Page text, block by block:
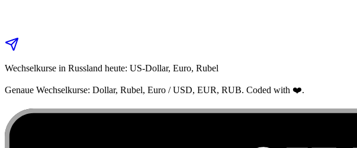
Wechselkurse in Russland heute: US-Dollar, Euro, Rubel
Genaue Wechselkurse: Dollar, Rubel, Euro / USD, EUR, RUB. Coded with ❤️.